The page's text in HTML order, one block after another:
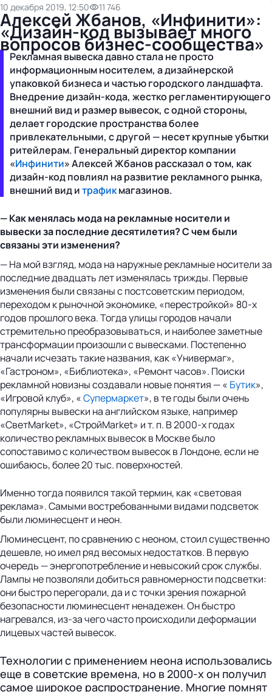
10 декабря 2019, 12:50 11 746
Алексей Жбанов, «Инфинити»:
«Дизайн-код вызывает много
вопросов бизнес-сообщества»
Рекламная вывеска давно стала не просто
информационным носителем, а дизайнерской
упаковкой бизнеса и частью городского ландшафта.
Внедрение дизайн-кода, жестко регламентирующего
внешний вид и размер вывесок, с одной стороны,
делает городские пространства более
привлекательными, с другой — несет крупные убытки
ритейлерам. Генеральный директор компании
«Инфинити» Алексей Жбанов рассказал о том, как
дизайн-код повлиял на развитие рекламного рынка,
внешний вид итрафикмагазинов.
— Как менялась мода на рекламные носители и
вывески за последние десятилетия? С чем были
связаны эти изменения?
— На мой взгляд, мода на наружные рекламные носители за
последние двадцать лет изменялась трижды. Первые
изменения были связаны с постсоветским периодом,
переходом к рыночной экономике, «перестройкой» 80-х
годов прошлого века. Тогда улицы городов начали
стремительно преобразовываться, и наиболее заметные
трансформации произошли с вывесками. Постепенно
начали исчезать такие названия, как «Универмаг»,
«Гастроном», «Библиотека», «Ремонт часов». Поиски
рекламной новизны создавали новые понятия — « Бутик»,
«Игровой клуб», «Супермаркет», в те годы были очень
популярны вывески на английском языке, например
«СветMarket», «СтройMarket» и т. п. В 2000-х годах
количество рекламных вывесок в Москве было
сопоставимо с количеством вывесок в Лондоне, если не
ошибаюсь, более 20 тыс. поверхностей.
Именно тогда появился такой термин, как «световая
реклама». Самыми востребованными видами подсветок
были люминесцент и неон.
Люминесцент, по сравнению с неоном, стоил существенно
дешевле, но имел ряд весомых недостатков. В первую
очередь — энергопотребление и невысокий срок службы.
Лампы не позволяли добиться равномерности подсветки:
они быстро перегорали, да и с точки зрения пожарной
безопасности люминесцент ненадежен. Он быстро
нагревался, из-за чего часто происходили деформации
лицевых частей вывесок.
Технологии с применением неона использовались
еще в советские времена, но в 2000-х он получил
самое широкое распространение. Многие помнят